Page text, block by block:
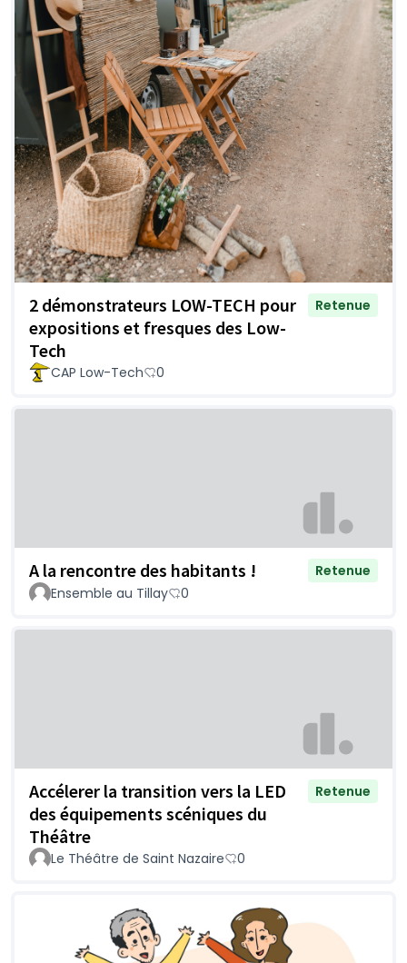
2 démonstrateurs LOW-TECH pour
expositions et fresques des Low-
Tech
Retenue
CAP Low-Tech 0
A la rencontre des habitants !
Retenue
Ensemble au Tillay
0
Accélerer la transition vers la LED
des équipements scéniques du
Théâtre
Retenue
Le Théâtre de Saint Nazaire 0